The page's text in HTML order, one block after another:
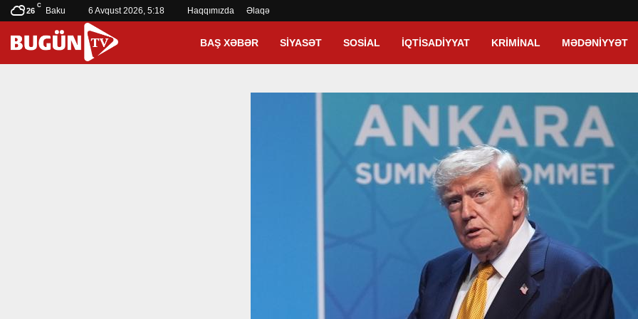
26
C
Baku 6 Avqust 2026, 5:18 Haqqımızda Əlaqə
BAŞ XƏBƏR SIYASƏT SOSIAL İQTISADIYYAT KRIMINAL MƏDƏNIYYƏT